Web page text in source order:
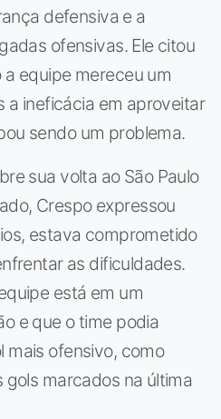
defensiva e a
ofensivas. Ele citou
equipe mereceu um
a ineficácia em aproveitar
sendo um problema.
sua volta ao São Paulo
Crespo expressou
estava comprometido
as dificuldades.
está em um
e que o time podia
mais ofensivo, como
marcados na última